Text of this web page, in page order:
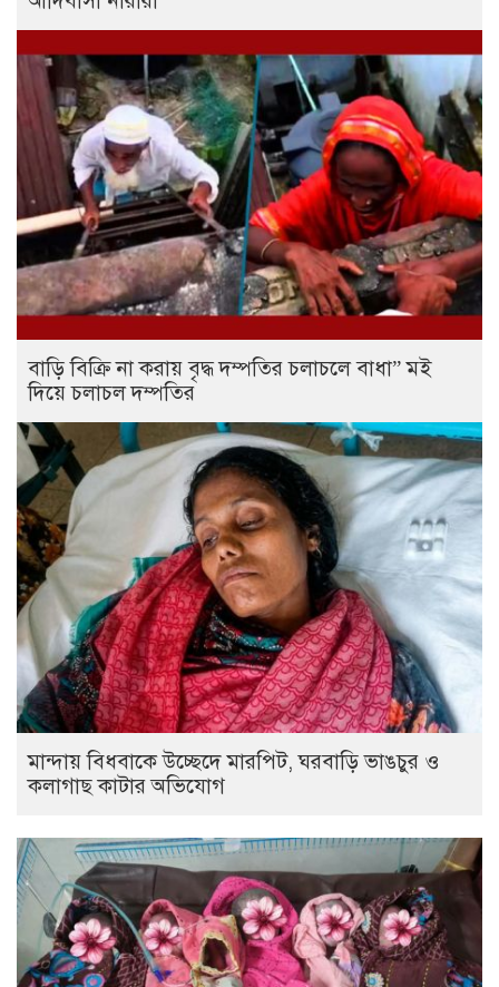
বাড়ি বিক্রি না করায় বৃদ্ধ দম্পতির চলাচলে বাধা” মই
দিয়ে চলাচল দম্পতির
মান্দায় বিধবাকে উচ্ছেদে মারপিট, ঘরবাড়ি ভাঙচুর ও
কলাগাছ কাটার অভিযোগ